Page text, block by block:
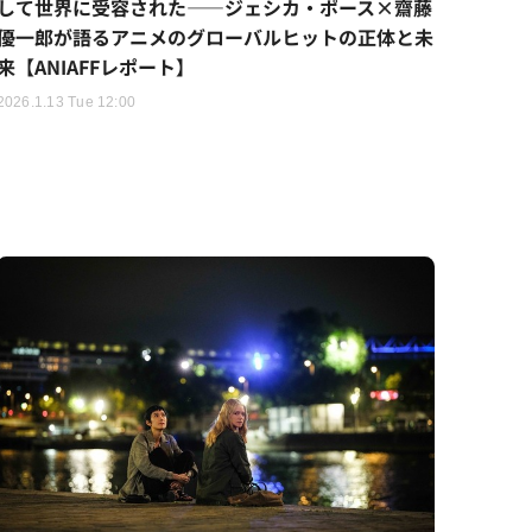
て世界に受容された――ジェシカ・ポース×齋藤
一郎が語るアニメのグローバルヒットの正体と未
【ANIAFFレポート】
Tue 12:00